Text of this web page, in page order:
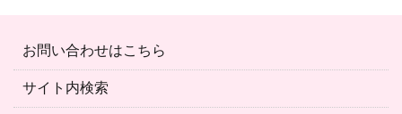
お問い合わせはこちら
サイト内検索